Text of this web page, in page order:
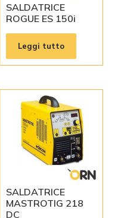
SALDATRICE
ROGUE ES 150i
Leggi tutto
SALDATRICE
MASTROTIG 218
DC